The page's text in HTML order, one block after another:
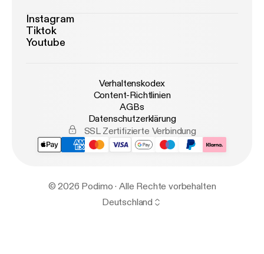
Instagram
Tiktok
Youtube
Verhaltenskodex
Content-Richtlinien
AGBs
Datenschutzerklärung
SSL Zertifizierte Verbindung
© 2026 Podimo · Alle Rechte vorbehalten
Deutschland